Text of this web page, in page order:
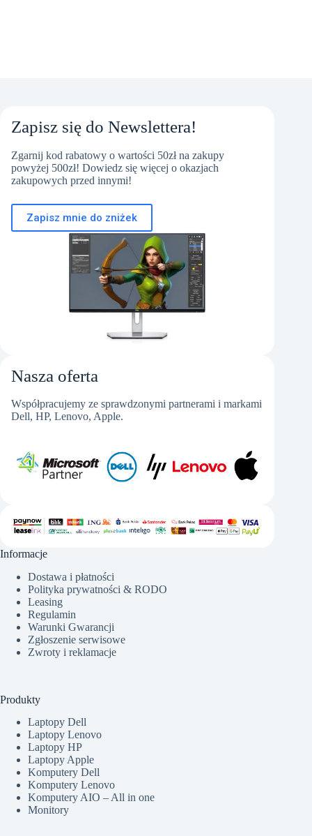
Zapisz się do Newslettera!
Zgarnij kod rabatowy o wartości 50zł na zakupy
powyżej 500zł! Dowiedz się więcej o okazjach
zakupowych przed innymi!
Zapisz mnie do zniżek
Nasza oferta
Współpracujemy ze sprawdzonymi partnerami i markami
Dell, HP, Lenovo, Apple.
Informacje
Dostawa i płatności
Polityka prywatności & RODO
Leasing
Regulamin
Warunki Gwarancji
Zgłoszenie serwisowe
Zwroty i reklamacje
Produkty
Laptopy Dell
Laptopy Lenovo
Laptopy HP
Laptopy Apple
Komputery Dell
Komputery Lenovo
Komputery AIO – All in one
Monitory